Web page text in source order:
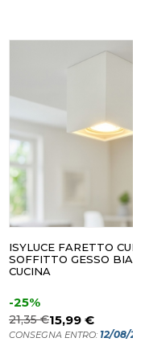
ISYLUCE FARETTO
SOFFITTO GESSO
CUCINA
-25%
21,35 €15,99 €
CONSEGNA ENTRO: 12/08/